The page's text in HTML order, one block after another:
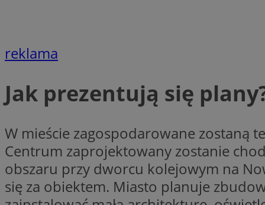
reklama
Jak prezentują się
W mieście zagospodarowane zostaną
Centrum zaprojektowany zostanie
obszaru przy dworcu kolejowym na
się za obiektem. Miasto planujeNazwa
Nazwa
Nazwa
Nazwa